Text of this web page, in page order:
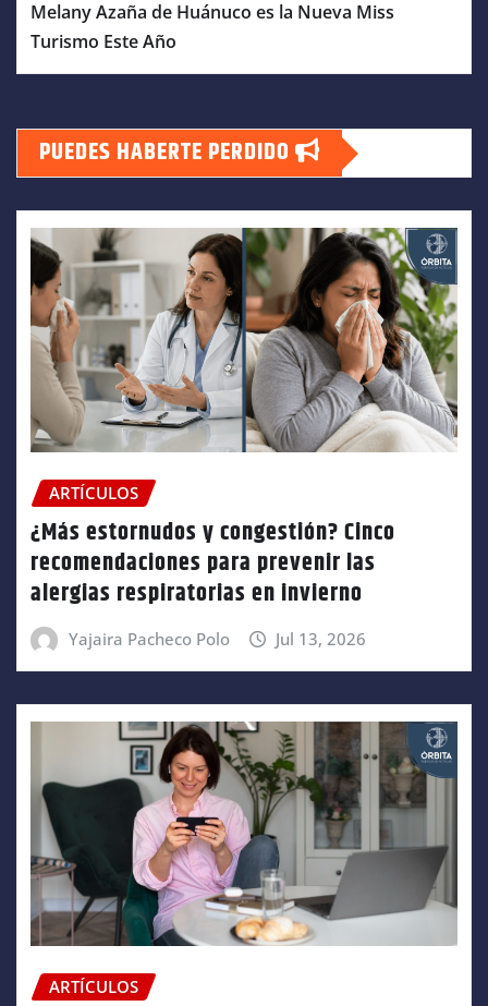
Melany Azaña de Huánuco es la Nueva Miss
Turismo Este Año
PUEDES HABERTE PERDIDO
ARTÍCULOS
¿Más estornudos y congestión? Cinco
recomendaciones para prevenir las
alergias respiratorias en invierno
Yajaira Pacheco Polo Jul 13, 2026
ARTÍCULOS